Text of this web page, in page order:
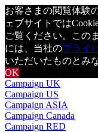
お客さまの閲覧体験
ェブサイトでは
ご覧ください。この
には、当社のプライ
いただいたものとみ
OK
Campaign UK
Campaign US
Campaign ASIA
Campaign Canada
Campaign RED